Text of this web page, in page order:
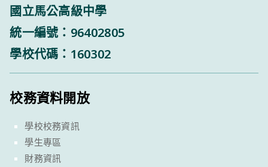
國立馬公高級中學
統一編號：96402805
學校代碼：160302
校務資料開放
學校校務資訊
學生專區
財務資訊